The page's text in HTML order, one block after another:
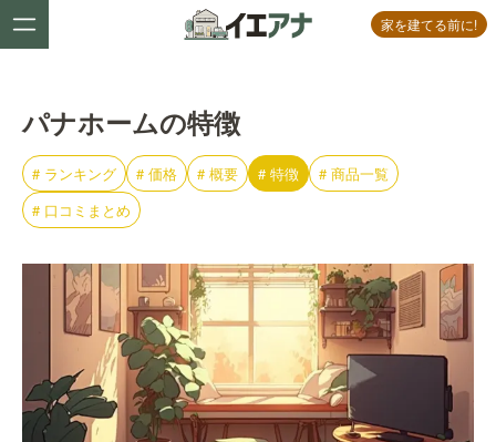
家を建てる前に!
パナホームの特徴
# ランキング # 価格 # 概要 # 特徴 # 商品一覧
# 口コミまとめ